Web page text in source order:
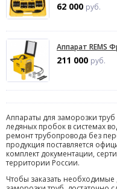
62 000 руб.
Аппарат REMS
211 000 руб.
Аппараты для заморозки
ледяных пробок в системах
ремонт трубопровода без
продукция поставляется
комплект документации,
территории России.
Чтобы заказать